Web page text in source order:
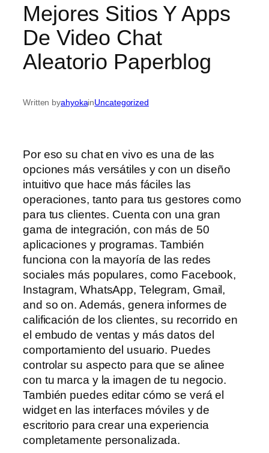
Mejores Sitios Y Apps
De Video Chat
Aleatorio Paperblog
Written byahyokainUncategorized
Por eso su chat en vivo es una de las
opciones más versátiles y con un diseño
intuitivo que hace más fáciles las
operaciones, tanto para tus gestores como
para tus clientes. Cuenta con una gran
gama de integración, con más de 50
aplicaciones y programas. También
funciona con la mayoría de las redes
sociales más populares, como Facebook,
Instagram, WhatsApp, Telegram, Gmail,
and so on. Además, genera informes de
calificación de los clientes, su recorrido en
el embudo de ventas y más datos del
comportamiento del usuario. Puedes
controlar su aspecto para que se alinee
con tu marca y la imagen de tu negocio.
También puedes editar cómo se verá el
widget en las interfaces móviles y de
escritorio para crear una experiencia
completamente personalizada.